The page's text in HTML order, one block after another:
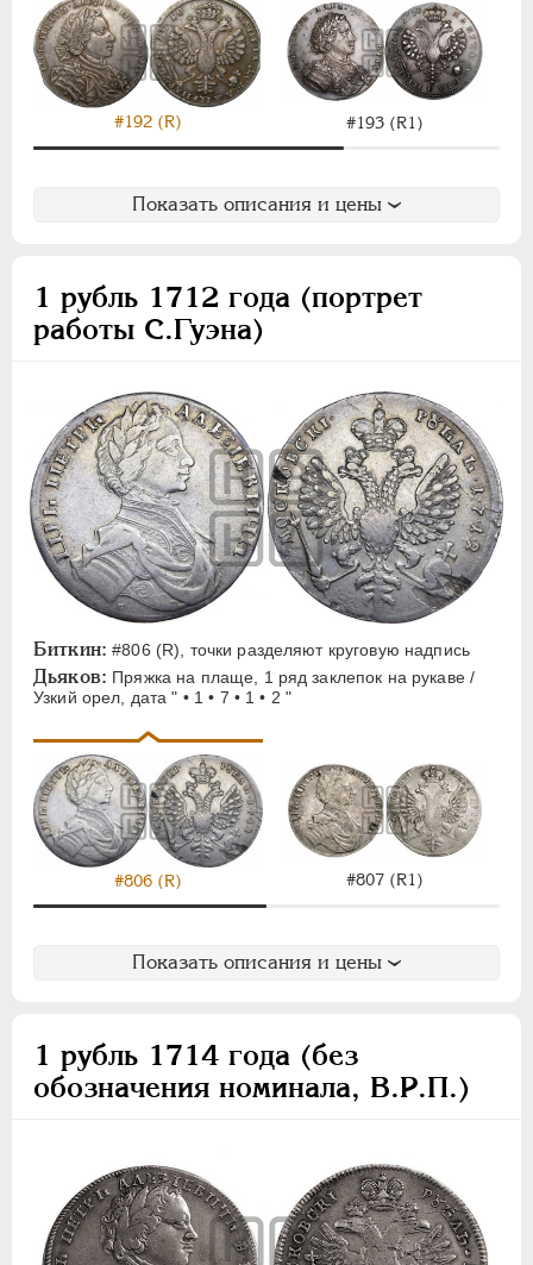
#192 (R) #193 (R1)
Показать описания и цены
1 рубль 1712 года (портрет
работы С.Гуэна)
Биткин: #806 (R), точки разделяют круговую надпись
Дьяков: Пряжка на плаще, 1 ряд заклепок на рукаве /
Узкий орел, дата " • 1 • 7 • 1 • 2 "
#806 (R) #807 (R1)
Показать описания и цены
1 рубль 1714 года (без
обозначения номинала, В.Р.П.)